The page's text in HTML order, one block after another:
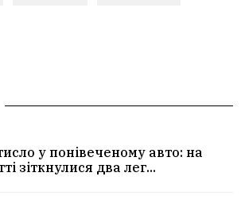
у понівеченому авто: на
зіткнулися два лег...